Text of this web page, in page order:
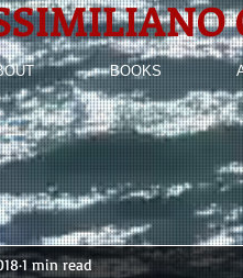
BOOKS
1 min read